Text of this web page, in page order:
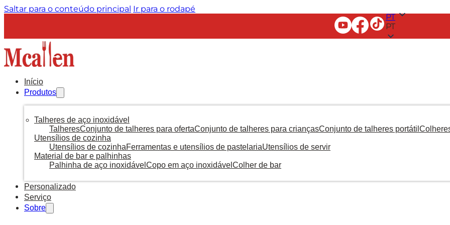
Saltar para o conteúdo principal Ir para o rodapé
PT
PT
Início
Produtos
Talheres de aço inoxidável
TalheresConjunto de talheres para ofertaConjunto de talheres para criançasConjunto de talheres portátil
Utensílios de cozinha
Utensílios de cozinhaFerramentas e utensílios de pastelariaUtensílios de servir
Material de bar e palhinhas
Palhinha de aço inoxidável Copo em aço inoxidável Colher de bar
Personalizado
Serviço
Sobre